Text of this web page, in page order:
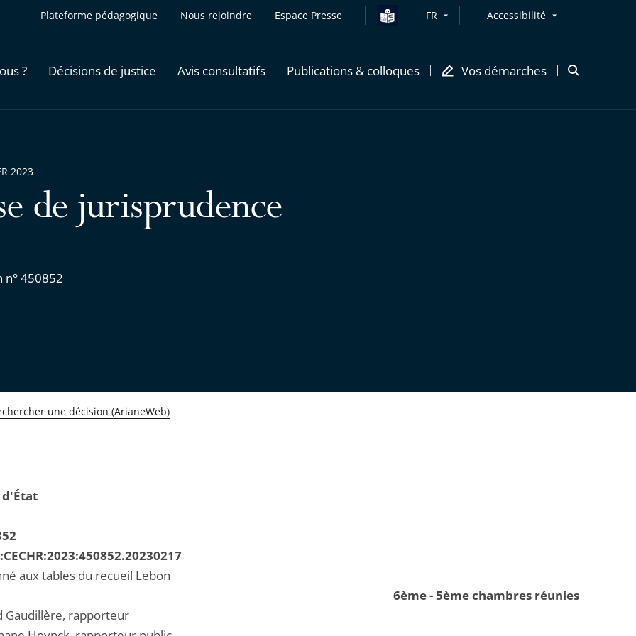
Plateforme pédagogique Nous rejoindre Espace Presse FR Accessibilité
? Décisions de justice Avis consultatifs Publications & colloques Vos démarches
Ouvrir
de jurisprudence
n° 450852
2023
une décision (ArianeWeb)
d'État
aux tables du recueil Lebon
6ème - 5ème chambres réunies
Gaudillère, rapporteur